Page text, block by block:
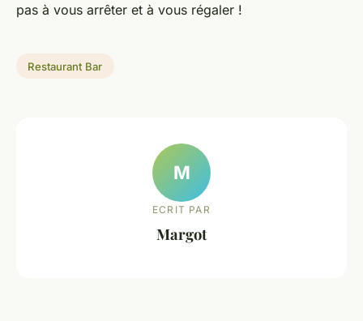
pas à vous arrêter et à vous régaler !
Restaurant Bar
M
ECRIT PAR
Margot